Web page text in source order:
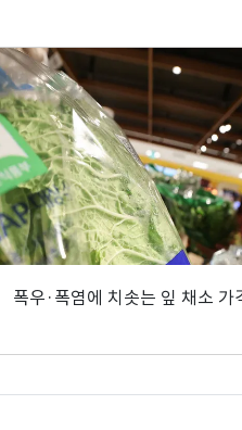
폭우·폭염에 치솟는 잎 채소 가